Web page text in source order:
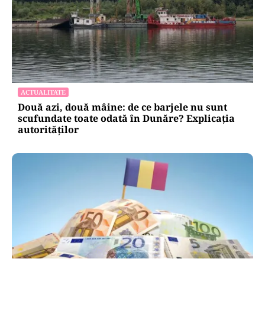
ACTUALITATE
Două azi, două mâine: de ce barjele nu sunt
scufundate toate odată în Dunăre? Explicația
autorităților